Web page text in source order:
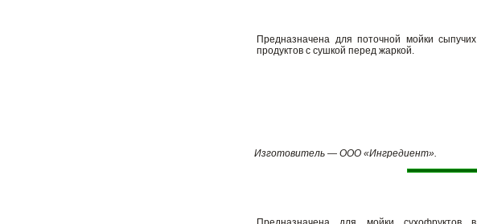
Предназначена для поточной мойки сыпучих
продуктов с сушкой перед жаркой.
Изготовитель — ООО «Ингредиент».